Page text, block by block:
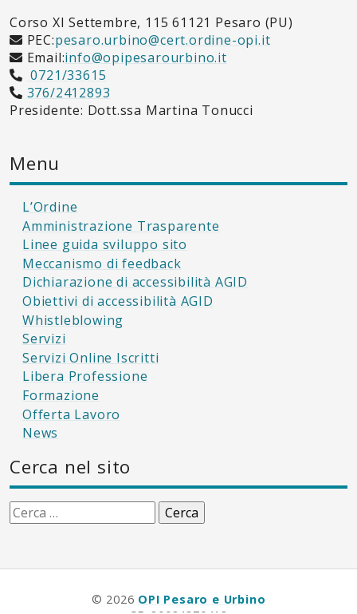
Corso XI Settembre, 115 61121 Pesaro (PU)
PEC:pesaro.urbino@cert.ordine-opi.it
Email:info@opipesarourbino.it
0721/33615
376/2412893
Presidente: Dott.ssa Martina Tonucci
Menu
L’Ordine
Amministrazione Trasparente
Linee guida sviluppo sito
Meccanismo di feedback
Dichiarazione di accessibilità AGID
Obiettivi di accessibilità AGID
Whistleblowing
Servizi
Servizi Online Iscritti
Libera Professione
Formazione
Offerta Lavoro
News
Cerca nel sito
Ricerca
per:
© 2026 OPI Pesaro e Urbino